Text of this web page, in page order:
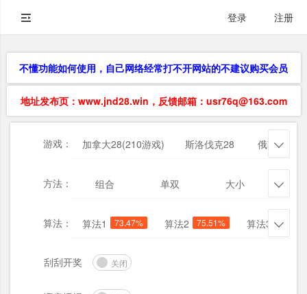
登录 注册
不懂功能如何使用，自己网络经常打不开网站的不建议购买会员
地址发布页：www.jnd28.win，反馈邮箱：usr76q@163.com
游戏： 加拿大28(210游戏) 斯洛伐克28 俄勒冈28

方法： 组合 单双 大小 
算法： 算法1 73.47% 算法2 75.51% 算法3 73.47%

刮刮开奖 关闭